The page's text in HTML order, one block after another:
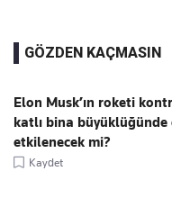
GÖZDEN KAÇMASIN
Elon Musk’ın roketi
katlı bina
etkilenecek mi?
Kaydet